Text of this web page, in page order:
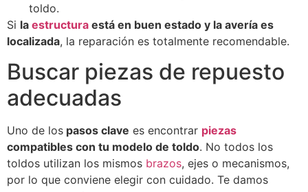
toldo.
Si la estructura está en buen estado y la avería es
localizada, la reparación es totalmente recomendable.
Buscar piezas de repuesto
adecuadas
Uno de los pasos clave es encontrar piezas
compatibles con tu modelo de toldo. No todos los
toldos utilizan los mismos brazos, ejes o mecanismos,
por lo que conviene elegir con cuidado. Te damos